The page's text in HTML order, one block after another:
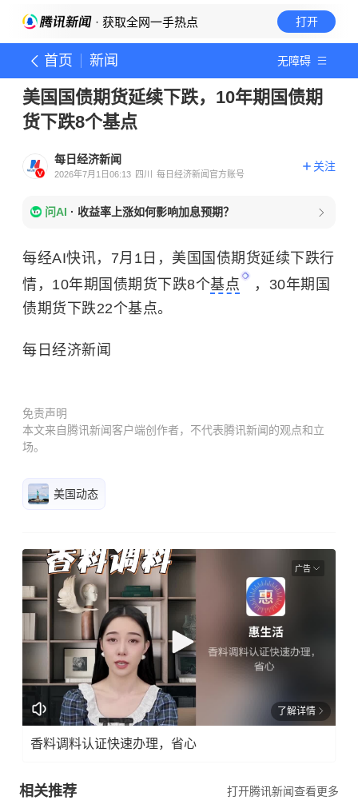
· 获取全网一手热点 打开
首页 新闻 无障碍
美国国债期货延续下跌，10年期国债期
货下跌8个基点
每日经济新闻
2026年7月1日06:13 四川 每日经济新闻官方账号
关注
问AI · 收益率上涨如何影响加息预期？
每经AI快讯，7月1日，美国国债期货延续下跌行
情，10年期国债期货下跌8个基点
，30年期国
债期货下跌22个基点。
每日经济新闻
免责声明
本文来自腾讯新闻客户端创作者，不代表腾讯新闻的观点和立
场。
美国动态
广告
了解详情
香料调料认证快速办理，省心
相关推荐 打开腾讯新闻查看更多